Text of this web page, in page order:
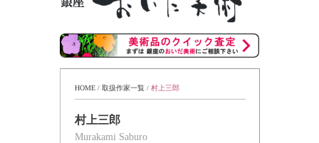
絵画など美術品の販売と買取 | 東京・銀座 おいだ美術
HOME / 取扱作家一覧 / 村上三郎
村上三郎
Murakami Saburo